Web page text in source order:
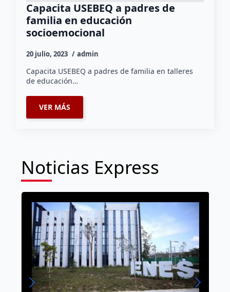
Capacita USEBEQ a padres de
familia en educación
socioemocional
20 julio, 2023 admin
Capacita USEBEQ a padres de familia en talleres
de educación…
VER MÁS
Noticias Express